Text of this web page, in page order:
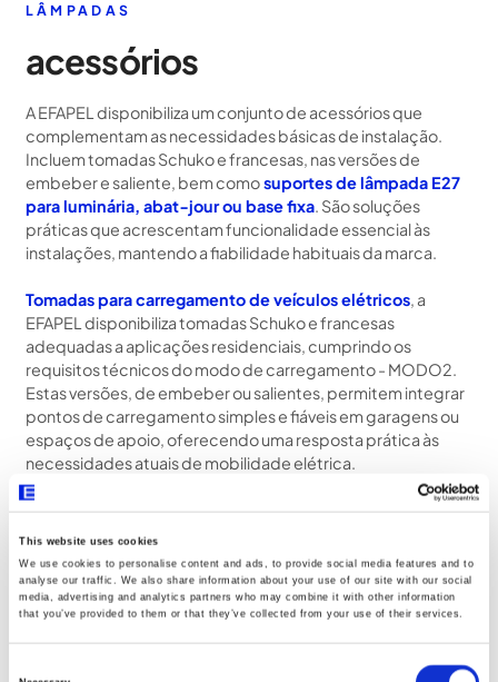
This website uses cookies
We use cookies to personalise content and ads, to provide social media features and to
analyse our traffic. We also share information about your use of our site with our social
media, advertising and analytics partners who may combine it with other information
that you’ve provided to them or that they’ve collected from your use of their services.
LÂMPADAS
acessórios
A EFAPEL disponibiliza um conjunto de acessórios que
complementam as necessidades básicas de instalação.
Incluem tomadas Schuko e francesas, nas versões de
embeber e saliente, bem comosuportes de lâmpada E27
para luminária, abat‑jour ou base fixa. São soluções
práticas que acrescentam funcionalidade essencial às
instalações, mantendo a fiabilidade habituais da marca.
Tomadas para carregamento de veículos elétricos, a
EFAPEL disponibiliza tomadas Schuko e francesas
adequadas a aplicações residenciais, cumprindo os
requisitos técnicos do modo de carregamento - MODO2.
Estas versões, de embeber ou salientes, permitem integrar
pontos de carregamento simples e fiáveis em garagens ou
espaços de apoio, oferecendo uma resposta prática às
necessidades atuais de mobilidade elétrica.